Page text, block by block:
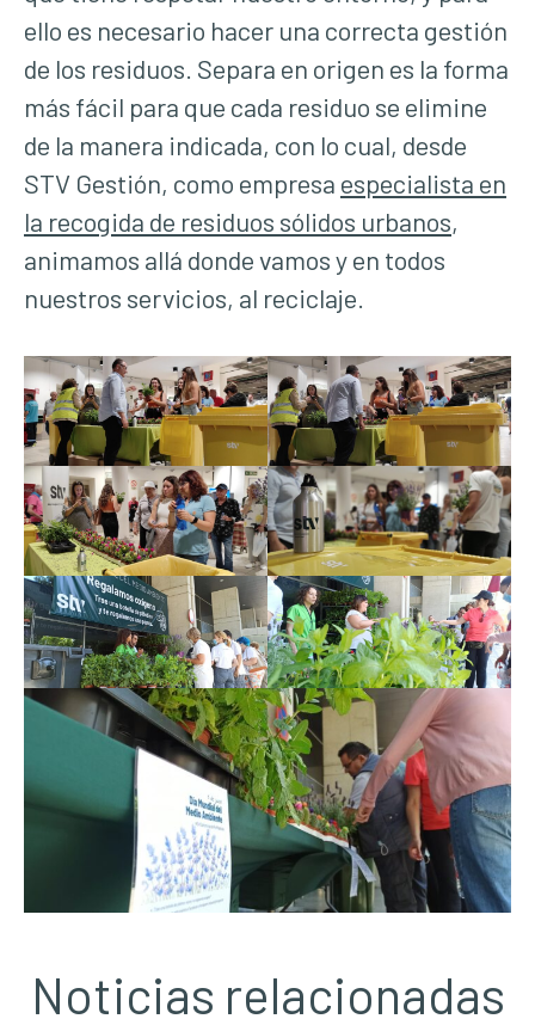
ello es necesario hacer una correcta gestión
de los residuos. Separa en origen es la forma
más fácil para que cada residuo se elimine
de la manera indicada, con lo cual, desde
STV Gestión, como empresa especialista en
la recogida de residuos sólidos urbanos,
animamos allá donde vamos y en todos
nuestros servicios, al reciclaje.
Noticias relacionadas